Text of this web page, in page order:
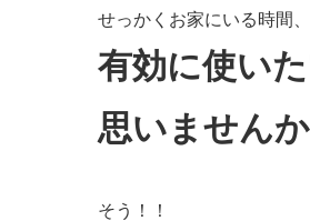
せっかくお家にいる時間、
有効に使い
思いません
そう！！